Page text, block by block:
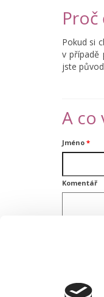
Pokud si
v případě
jste
A co
Jméno *
Komentář